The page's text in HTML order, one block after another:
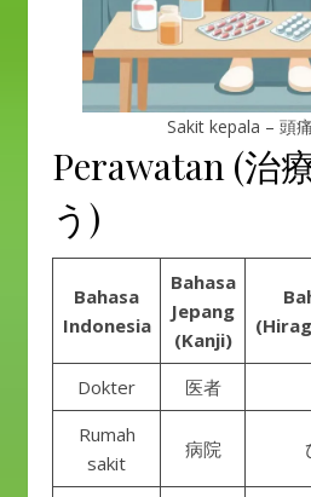
Sakit kepala – 頭
Perawatan (治
う)
Bahasa
Indonesia
Bahasa
Jepang
(Kanji)
Dokter 医者
Rumah
sakit
病院